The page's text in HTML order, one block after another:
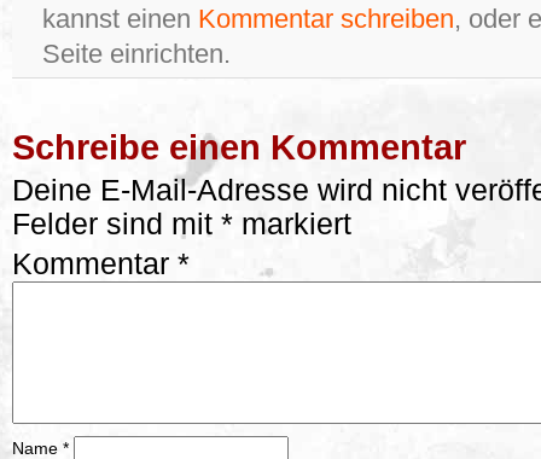
kannst einen Kommentar schreiben, oder
Seite einrichten.
Schreibe einen Kommentar
Deine E-Mail-Adresse wird nicht
Felder sind mit * markiert
Kommentar *
Name *